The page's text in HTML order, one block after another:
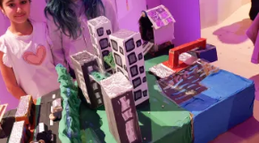
där tågen har långa “näbbar” för att
broar mellan huset fångar upp
och nästan alla hus har
Ett stort bullerplank dämpar
och det är inte gjort av plåt utan
in mer grönska. En robotstation blir
robotar som samlar skräp runt om i